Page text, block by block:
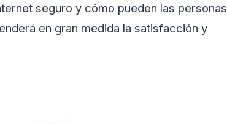
seguro y cómo pueden las personas
en gran medida la satisfacción y